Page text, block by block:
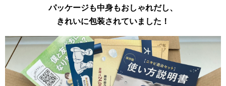
パッケージも中身もおしゃれだし、
きれいに包装されていました！